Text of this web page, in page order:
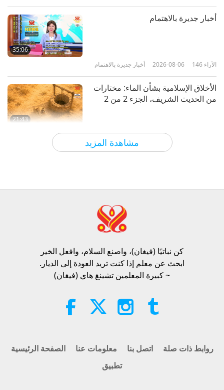
الآراء
2018-10-29 الآراء
مشاهدة المزيد
35:06
أخبار جديرة بالاهتمام
أخبار جديرة بالاهتمام 2026-08-06 146 الآراء
21:43
الأخلاق الإسلامية بشأن الماء: مختارات
من الحديث الشريف، الجزء 2 من 2
كلمات من الحكمة 2026-08-06
19:47
النخبة النباتية
محادثات المعلمة عن السلام الداخلي،
بين المعلمة والتلاميذ 2026-08-06
Spanish court upholds rights of
vegan meat producer in legal
أخبار جديرة بالاهتمام 2026-08-06 433 الآراء
كن نباتيًا (فيغان)، واصنع السلام، وافعل الخير​
ابحث عن معلم إذا كنت تريد العودة إلى الديار.
~ كبيرة المعلمين تشينغ هاي (فيغان)
الصفحة الرئيسية معلومات عنا اتصل بنا
روابط ذات صلة
تطبيق